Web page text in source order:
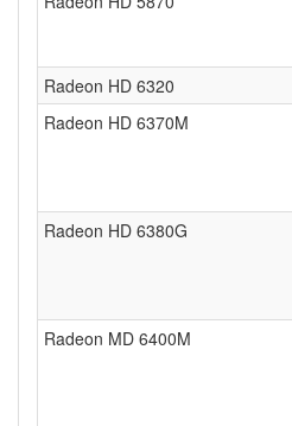
Radeon HD 6320
Radeon HD 6370M
Radeon HD 6380G
Radeon MD 6400M